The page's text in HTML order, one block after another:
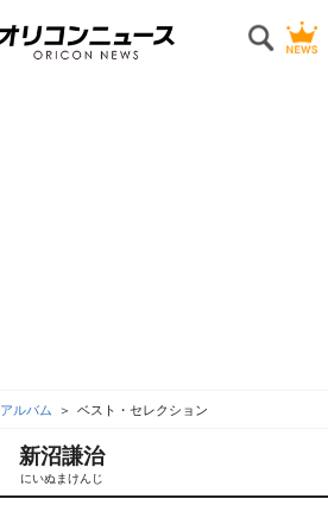
アルバム ベスト・セレクション
新沼謙治
にいぬまけんじ